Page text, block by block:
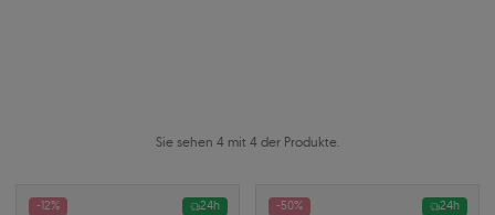
Sie sehen 4 mit 4 der Produkte.
-12% 24h -50% 24h